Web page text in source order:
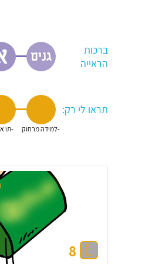
ברכות
הראייה
תראו לי רק:
8